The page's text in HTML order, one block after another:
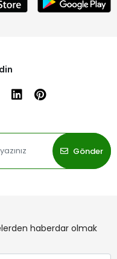
Gönder
haberdar olmak